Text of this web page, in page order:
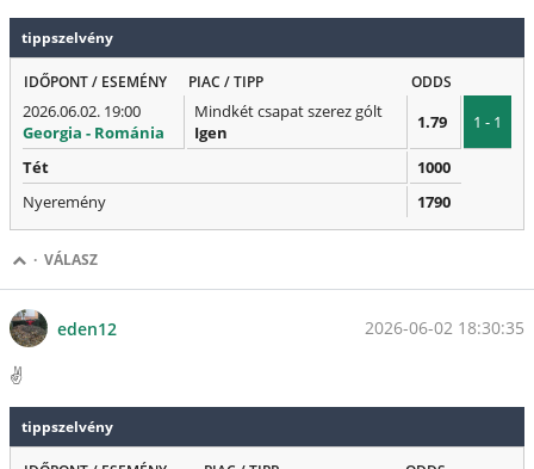
tippszelvény
IDŐPONT / ESEMÉNY PIAC / TIPP ODDS
2026.06.02. 19:00
Georgia - Románia
Mindkét csapat szerez gólt
Igen
1.79 1 - 1
Tét
1000
Nyeremény
1790
· VÁLASZ
eden12 2026-06-02 18:30:35
✌️
tippszelvény